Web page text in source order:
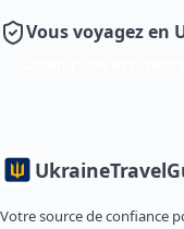
Vous voyagez en
Ukraine
Votre source de confiance